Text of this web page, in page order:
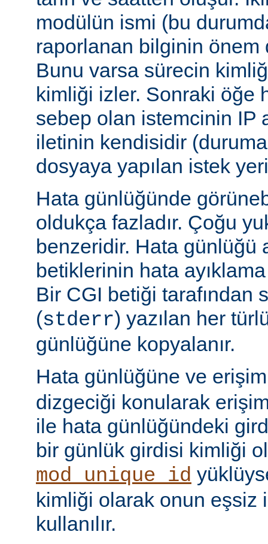
modülün ismi (bu
raporlanan bilginin önem
Bunu varsa sürecin
kimliği izler. Sonraki öğe
sebep olan istemcinin IP
iletinin kendisidir (duruma
dosyaya yapılan istek
Hata günlüğünde
oldukça fazladır. Çoğu
benzeridir. Hata günlüğü
betiklerinin hata ayıklama
Bir CGI betiği tarafından
(stderr) yazılan her
günlüğüne kopyalanır.
Hata günlüğüne ve
dizgeciği konularak
ile hata günlüğündeki
bir günlük girdisi kimliği
mod_unique_id
kimliği olarak onun eşsiz
kullanılır.